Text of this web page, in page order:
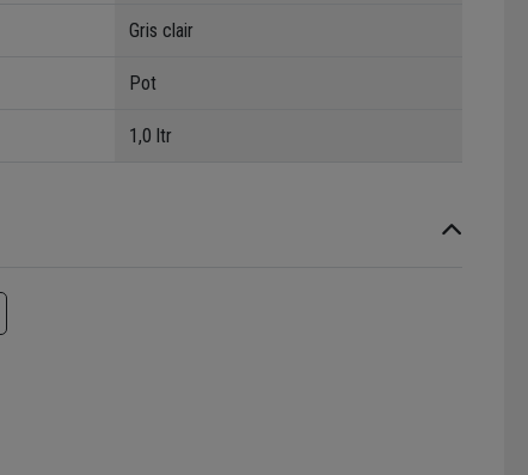
Gris clair
Pot
1,0 ltr